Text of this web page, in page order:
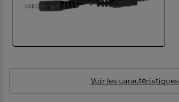
Voir les caractéristiques